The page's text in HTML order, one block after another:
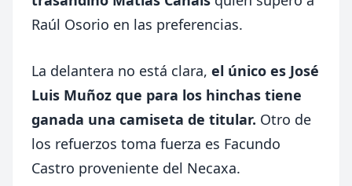
Raúl Osorio en las preferencias.
La delantera no está clara, el único es José
Luis Muñoz que para los hinchas tiene
ganada una camiseta de titular. Otro de
los refuerzos toma fuerza es Facundo
Castro proveniente del Necaxa.